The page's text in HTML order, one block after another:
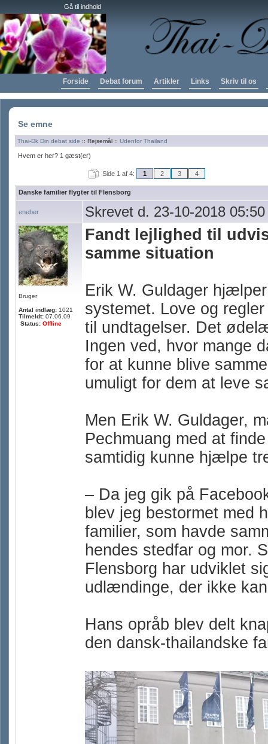
Gå til indhold
Forside Debat forum Artikler Links Skriv til os
Se emne
Thai-Dk Din debat side :: Rejsemål :: Udenfor Thailand
Hvem er her? 1 gæst(er)
Side 1 af 4: 1 2 3 4
Danske familier flygter til Flensborg
eneber Skrevet d. 23-10-2018 05:50
Bruger
Antal indlæg: 1021
Tilmeldt: 07.06.09
Status: Offline
Fandt lejlighed til
samme situation
Erik W. Guldager
systemet. Love og
til undtagelser. Det
Ingen ved, hvor mange
for at kunne blive
umuligt for dem at leve
Men Erik W. Guldager,
Pechmuang med at
samtidig kunne hjælpe
– Da jeg gik på
blev jeg bestormet med
familier, som havde
hendes stedfar og mor.
Flensborg har udviklet
udlændinge, der ikke
Hans opråb blev delt
den dansk-thailandske